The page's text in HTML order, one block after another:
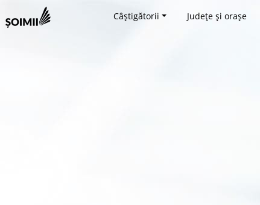
Câștigătorii Județe și orașe